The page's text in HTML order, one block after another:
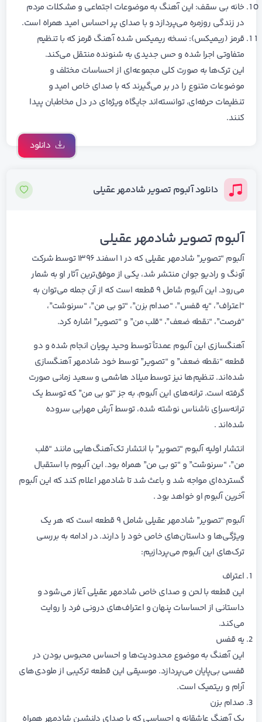
خانه بی سقف: این آهنگ به موضوعات اجتماعی و مشکلات مردم
در زندگی روزمره می‌پردازد و با صدای پر احساس امید همراه است.
قرمز (ریمیکس): نسخه ریمیکس شده آهنگ قرمز که با تنظیم
متفاوتی اجرا شده و حس جدیدی به شنونده منتقل می‌کند.
این ترک‌ها به صورت کلی مجموعه‌ای از احساسات مختلف و
موضوعات متنوع را در بر می‌گیرند که با صدای خاص امید و
تنظیمات حرفه‌ای، توانسته‌اند جایگاه ویژه‌ای در دل مخاطبان پیدا
کنند.
دانلود
دانلود آلبوم تصویر شادمهر عقیلی
آلبوم تصویر شادمهر عقیلی
آلبوم “تصویر” شادمهر عقیلی که در ۱ اسفند ۱۳۹۶ توسط شرکت
آونگ و رادیو جوان منتشر شد، یکی از موفق‌ترین آثار او به شمار
می‌رود. این آلبوم شامل ۹ قطعه است که از آن جمله می‌توان به
“اعتراف”، “یه قفس”، “صدام بزن”، “تو بی من”، “سرنوشت”،
“فرصت”، “نقطه ضعف”، “قلب من” و “تصویر” اشاره کرد.
آهنگسازی این آلبوم عمدتاً توسط وحید پویان انجام شده و دو
قطعه “نقطه ضعف” و “تصویر” توسط خود شادمهر آهنگسازی
شده‌اند. تنظیم‌ها نیز توسط میلاد هاشمی و سعید زمانی صورت
گرفته است. ترانه‌های این آلبوم، به جز “تو بی من” که توسط یک
ترانه‌سرای ناشناس نوشته شده، توسط آرش مهرابی سروده
شده‌اند .
انتشار اولیه آلبوم “تصویر” با انتشار تک‌آهنگ‌هایی مانند “قلب
من”، “سرنوشت” و “تو بی من” همراه بود. این آلبوم با استقبال
گسترده‌ای مواجه شد و باعث شد تا شادمهر اعلام کند که این آلبوم
آخرین آلبوم او خواهد بود .
آلبوم “تصویر” شادمهر عقیلی شامل ۹ قطعه است که هر یک
ویژگی‌ها و داستان‌های خاص خود را دارند. در ادامه به بررسی
ترک‌های این آلبوم می‌پردازیم:
اعتراف
این قطعه با لحن و صدای خاص شادمهر عقیلی آغاز می‌شود و
داستانی از احساسات پنهان و اعتراف‌های درونی فرد را روایت
می‌کند.
یه قفس
این آهنگ به موضوع محدودیت‌ها و احساس محبوس بودن در
قفسی بی‌پایان می‌پردازد. موسیقی این قطعه ترکیبی از ملودی‌های
آرام و ریتمیک است.
صدام بزن
یک آهنگ عاشقانه و احساسی که با صدای دلنشین شادمهر همراه